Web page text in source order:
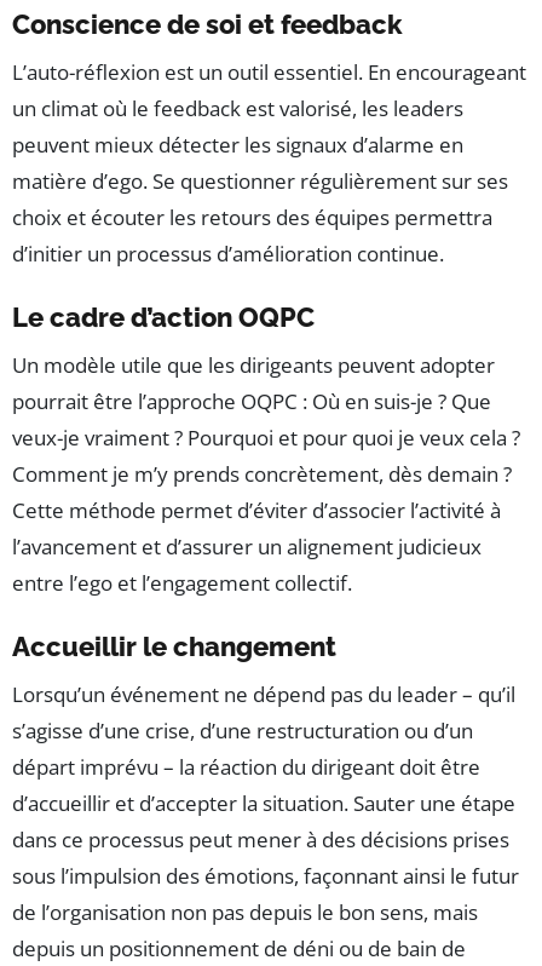
Conscience de soi et feedback
L’auto-réflexion est un outil essentiel. En encourageant
un climat où le feedback est valorisé, les leaders
peuvent mieux détecter les signaux d’alarme en
matière d’ego. Se questionner régulièrement sur ses
choix et écouter les retours des équipes permettra
d’initier un processus d’amélioration continue.
Le cadre d’action OQPC
Un modèle utile que les dirigeants peuvent adopter
pourrait être l’approche OQPC : Où en suis-je ? Que
veux-je vraiment ? Pourquoi et pour quoi je veux cela ?
Comment je m’y prends concrètement, dès demain ?
Cette méthode permet d’éviter d’associer l’activité à
l’avancement et d’assurer un alignement judicieux
entre l’ego et l’engagement collectif.
Accueillir le changement
Lorsqu’un événement ne dépend pas du leader – qu’il
s’agisse d’une crise, d’une restructuration ou d’un
départ imprévu – la réaction du dirigeant doit être
d’accueillir et d’accepter la situation. Sauter une étape
dans ce processus peut mener à des décisions prises
sous l’impulsion des émotions, façonnant ainsi le futur
de l’organisation non pas depuis le bon sens, mais
depuis un positionnement de déni ou de bain de